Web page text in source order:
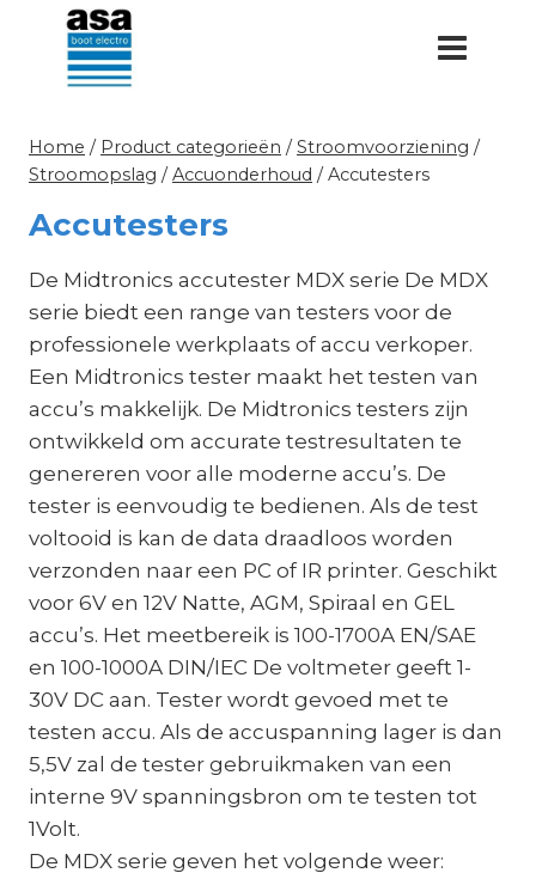
Doorgaan
inhoud
Home / Product categorieën / Stroomvoorziening /
Stroomopslag / Accuonderhoud / Accutesters
Accutesters
De Midtronics accutester MDX serie De MDX
serie biedt een range van testers voor de
professionele werkplaats of accu verkoper.
Een Midtronics tester maakt het testen van
accu’s makkelijk. De Midtronics testers zijn
ontwikkeld om accurate testresultaten te
genereren voor alle moderne accu’s. De
tester is eenvoudig te bedienen. Als de test
voltooid is kan de data draadloos worden
verzonden naar een PC of IR printer. Geschikt
voor 6V en 12V Natte, AGM, Spiraal en GEL
accu’s. Het meetbereik is 100-1700A EN/SAE
en 100-1000A DIN/IEC De voltmeter geeft 1-
30V DC aan. Tester wordt gevoed met te
testen accu. Als de accuspanning lager is dan
5,5V zal de tester gebruikmaken van een
interne 9V spanningsbron om te testen tot
1Volt.
De MDX serie geven het volgende weer: